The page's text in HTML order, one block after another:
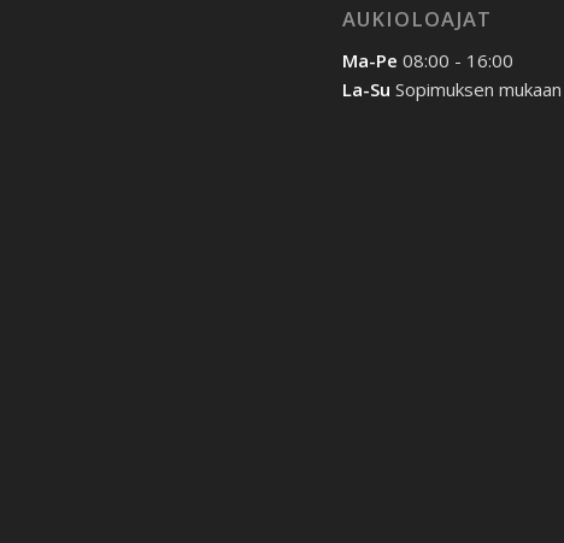
AUKIOLOAJAT
Ma-Pe 08:00 - 16:00
La-Su Sopimuksen mukaan